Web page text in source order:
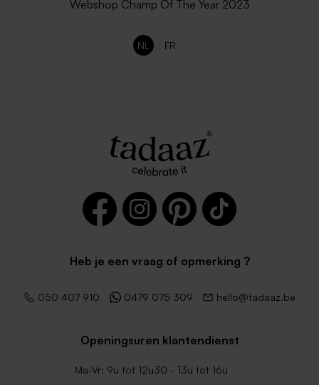
Webshop Champ Of The Year 2023
NL FR
Heb je een vraag of opmerking ?
050 407 910 0479 075 309 hello@tadaaz.be
Openingsuren klantendienst
Ma-Vr: 9u tot 12u30 - 13u tot 16u